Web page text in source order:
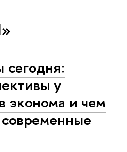
у
эконома и чем